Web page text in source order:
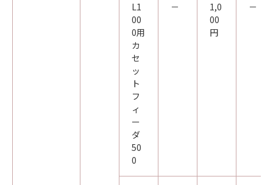
L1
00
0用
カ
セ
ッ
ト
フ
ィ
ー
ダ
50
0
－
1,0
00
円
－